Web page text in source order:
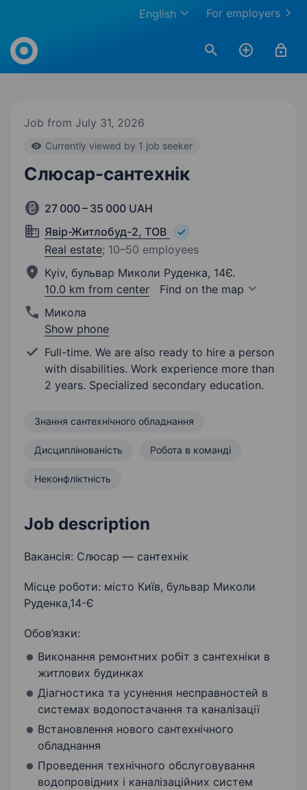
For employers
English
Work.ua
Job from July 31, 2026
Currently viewed by 1 job seeker
Слюсар-сантехнік
27 000 – 35 000 UAH
Явір-Житлобуд-2, ТОВ
Real estate; 10–50 employees
Kyiv, бульвар Миколи Руденка, 14Є.
10.0 km from center
Find on the map
Микола
Show phone
Full-time. We are also ready to hire a person
with disabilities. Work experience more than
2 years. Specialized secondary education.
Знання сантехнічного обладнання
Дисциплінованість Робота в команді
Неконфліктність
Job description
Вакансія: Слюсар — сантехнік
Місце роботи: місто Київ, бульвар Миколи
Руденка,14-Є
Обов’язки:
Виконання ремонтних робіт з сантехніки в
житлових будинках
Діагностика та усунення несправностей в
системах водопостачання та каналізації
Встановлення нового сантехнічного
обладнання
Проведення технічного обслуговування
водопровідних і каналізаційних систем